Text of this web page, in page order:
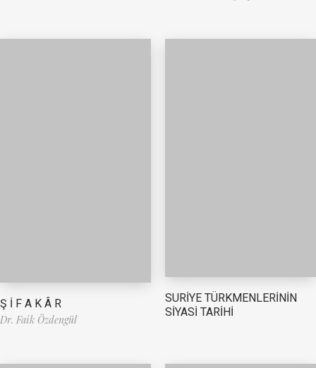
Ş İ F A K Â R
Dr. Faik Özdengül
SURİYE TÜRKMENLERİNİN
SİYASİ TARİHİ